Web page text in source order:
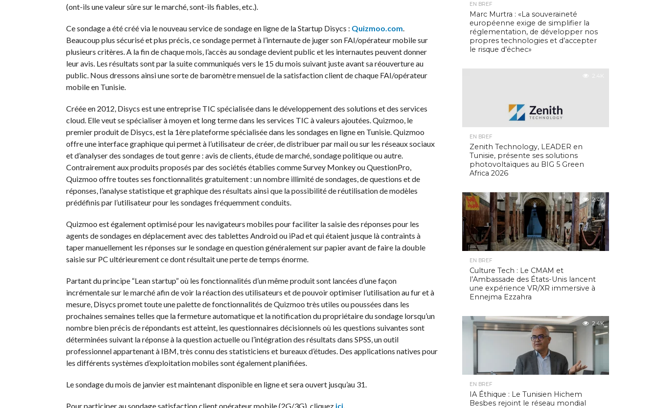
(ont-ils une valeur sûre sur le marché, sont-ils fiables, etc.).
Ce sondage a été créé via le nouveau service de sondage en ligne de la Startup Disycs : Quizmoo.com.
Beaucoup plus sécurisé et plus précis, ce sondage permet à l’internaute de juger son FAI/opérateur mobile sur
plusieurs critères. A la fin de chaque mois, l’accès au sondage devient public et les internautes peuvent donner
leur avis. Les résultats sont par la suite communiqués vers le 15 du mois suivant juste avant sa réouverture au
public. Nous dressons ainsi une sorte de baromètre mensuel de la satisfaction client de chaque FAI/opérateur
mobile en Tunisie.
Créée en 2012, Disycs est une entreprise TIC spécialisée dans le développement des solutions et des services
cloud. Elle veut se spécialiser à moyen et long terme dans les services TIC à valeurs ajoutées. Quizmoo, le
premier produit de Disycs, est la 1ère plateforme spécialisée dans les sondages en ligne en Tunisie. Quizmoo
offre une interface graphique qui permet à l’utilisateur de créer, de distribuer par mail ou sur les réseaux sociaux
et d’analyser des sondages de tout genre : avis de clients, étude de marché, sondage politique ou autre.
Contrairement aux produits proposés par des sociétés établies comme Survey Monkey ou QuestionPro,
Quizmoo offre toutes ses fonctionnalités gratuitement : un nombre illimité de sondages, de questions et de
réponses, l’analyse statistique et graphique des résultats ainsi que la possibilité de réutilisation de modèles
prédéfinis par l’utilisateur pour les sondages fréquemment conduits.
Quizmoo est également optimisé pour les navigateurs mobiles pour faciliter la saisie des réponses pour les
agents de sondages en déplacement avec des tablettes Android ou iPad et qui étaient jusque là contraints à
taper manuellement les réponses sur le sondage en question généralement sur papier avant de faire la double
saisie sur PC ultérieurement ce dont résultait une perte de temps énorme.
Partant du principe “Lean startup” où les fonctionnalités d’un même produit sont lancées d’une façon
incrémentale sur le marché afin de voir la réaction des utilisateurs et de pouvoir optimiser l’utilisation au fur et à
mesure, Disycs promet toute une palette de fonctionnalités de Quizmoo très utiles ou poussées dans les
prochaines semaines telles que la fermeture automatique et la notification du propriétaire du sondage lorsqu’un
nombre bien précis de répondants est atteint, les questionnaires décisionnels où les questions suivantes sont
déterminées suivant la réponse à la question actuelle ou l’intégration des résultats dans SPSS, un outil
professionnel appartenant à IBM, très connu des statisticiens et bureaux d’études. Des applications natives pour
les différents systèmes d’exploitation mobiles sont également planifiées.
Le sondage du mois de janvier est maintenant disponible en ligne et sera ouvert jusqu’au 31.
Pour participer au sondage satisfaction client opérateur mobile (2G/3G), cliquez ici.
EN BREF
Marc Murtra : «La souveraineté
européenne exige de simplifier la
réglementation, de développer nos
propres technologies et d’accepter
le risque d’échec»
2.4K
EN BREF
Zenith Technology, LEADER en
Tunisie, présente ses solutions
photovoltaïques au BIG 5 Green
Africa 2026
2.4K
EN BREF
Culture Tech : Le CMAM et
l’Ambassade des États-Unis lancent
une expérience VR/XR immersive à
Ennejma Ezzahra
2.4K
EN BREF
IA Éthique : Le Tunisien Hichem
Besbes rejoint le réseau mondial